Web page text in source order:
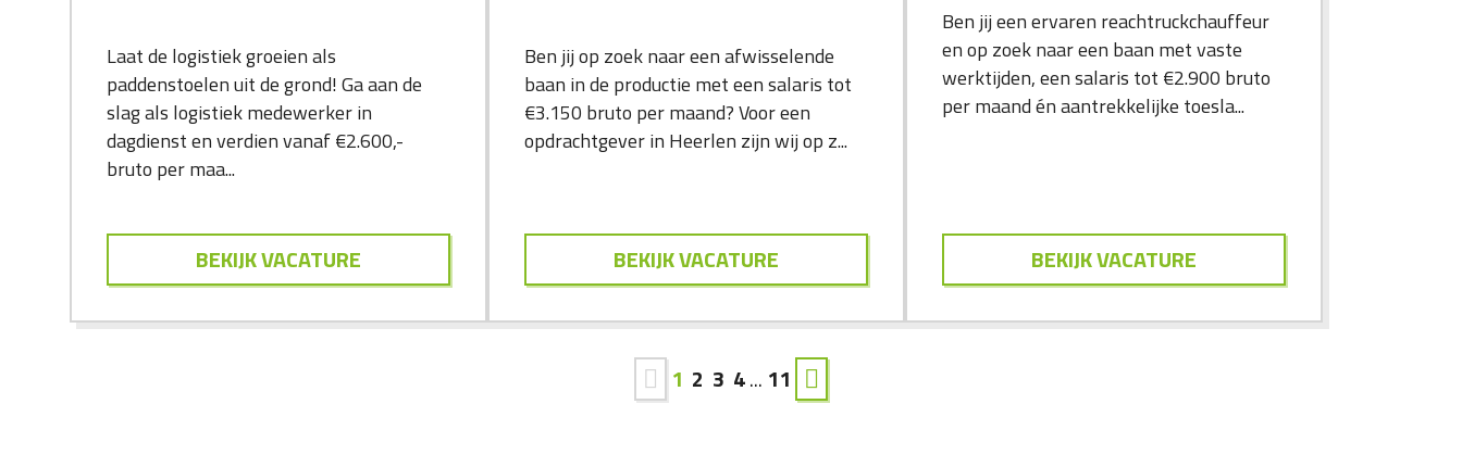
Laat de logistiek groeien als
paddenstoelen uit de grond! Ga aan de
slag als logistiek medewerker in
dagdienst en verdien vanaf €2.600,-
bruto per maa...
BEKIJK VACATURE
Ben jij op zoek naar een afwisselende
baan in de productie met een salaris tot
€3.150 bruto per maand? Voor een
opdrachtgever in Heerlen zijn wij op z...
BEKIJK VACATURE
Ben jij een ervaren reachtruckchauffeur
en op zoek naar een baan met vaste
werktijden, een salaris tot €2.900 bruto
per maand én aantrekkelijke toesla...
BEKIJK VACATURE
1 2 3 4... 11